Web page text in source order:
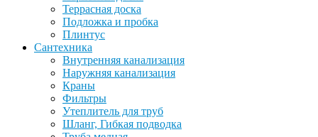
Террасная доска
Подложка и пробка
Плинтус
Сантехника
Внутренняя канализация
Наружняя канализация
Краны
Фильтры
Утеплитель для труб
Шланг, Гибкая подводка